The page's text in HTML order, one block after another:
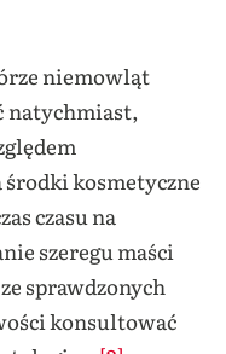
niemowląt
natychmiast,
środki kosmetyczne
czasu na
szeregu maści
sprawdzonych
konsultować